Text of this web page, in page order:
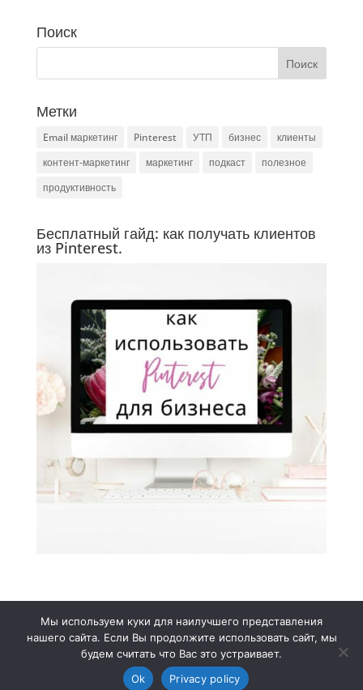
Поиск
Метки
Email маркетинг Pinterest УТП бизнес
клиенты
контент-маркетинг
маркетинг подкаст
полезное
продуктивность
Бесплатный гайд: как получать клиентов
из Pinterest.
Обо мне Подкаст
Бесплатные ресурсы
Контакты
Оферта
Политика конфиденциальности
Мы используем куки для наилучшего представления
нашего сайта. Если Вы продолжите использовать сайт, мы
будем считать что Вас это устраивает.
Ok
Privacy policy